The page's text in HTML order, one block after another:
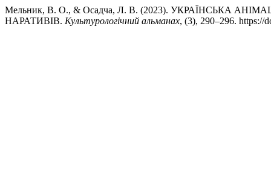
Мельник, В. О., & Осадча, Л. В. (2023). УКРАЇНСЬКА
НАРАТИВІВ. Культурологічний альманах, (3), 290–296. https://